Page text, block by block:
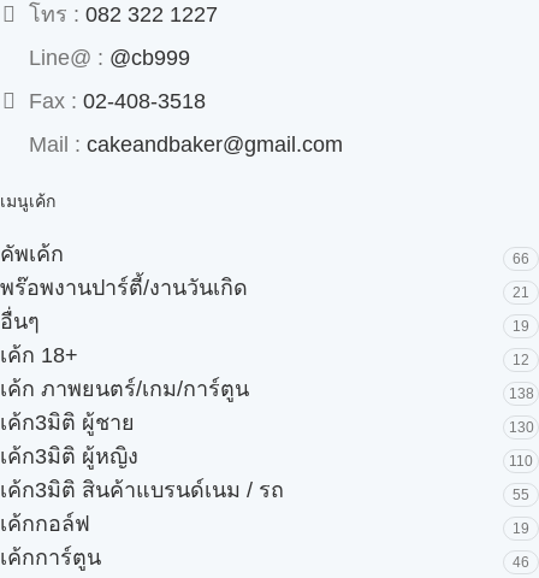
โทร : 082 322 1227
Line@ : @cb999
Fax : 02-408-3518
Mail : cakeandbaker@gmail.com
เมนูเค้ก
คัพเค้ก 66
พร๊อพงานปาร์ตี้/งานวันเกิด 21
อื่นๆ 19
เค้ก 18+ 12
เค้ก ภาพยนตร์/เกม/การ์ตูน 138
เค้ก3มิติ ผู้ชาย 130
เค้ก3มิติ ผู้หญิง 110
เค้ก3มิติ สินค้าแบรนด์เนม / รถ 55
เค้กกอล์ฟ 19
เค้กการ์ตูน 46